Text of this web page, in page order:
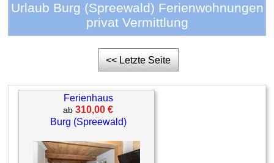
Urlaub Burg (Spreewald) Ferienwohnungen
privat Vermittlung
<< Letzte Seite
Ferienhaus
ab310,00 €
Burg (Spreewald)